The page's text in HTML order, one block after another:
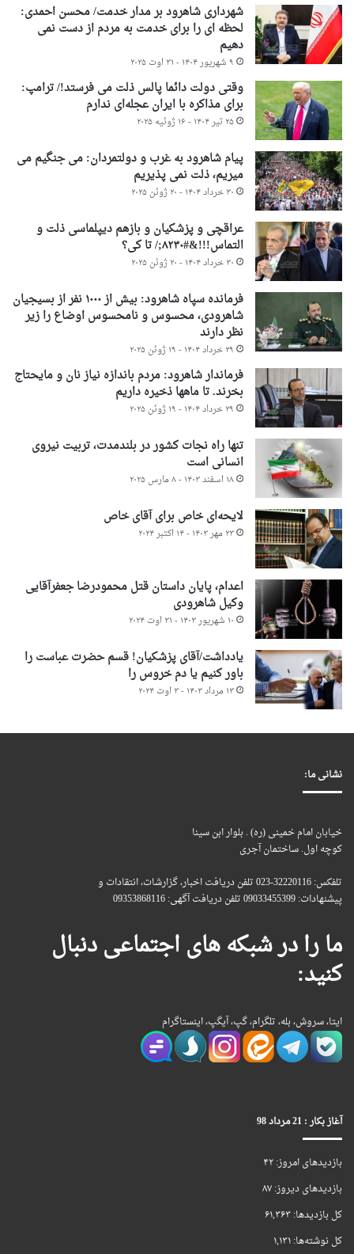
شهرداری شاهرود بر مدار خدمت/ محسن احمدی:
لحظه ای را برای خدمت به مردم از دست نمی
دهیم
۹ شهریور ۱۴۰۴ - ۳۱ اوت ۲۰۲۵
وقتی دولت دائما پالس ذلت می فرستد!/ ترامپ:
برای مذاکره با ایران عجله‌ای ندارم
۲۵ تیر ۱۴۰۴ - ۱۶ ژوئیه ۲۰۲۵
پیام شاهرود به غرب و دولتمردان: می جنگیم می
میریم، ذلت نمی پذیریم
۳۰ خرداد ۱۴۰۴ - ۲۰ ژوئن ۲۰۲۵
عراقچی و پزشکیان و بازهم دیپلماسی ذلت و
التماس!!!&#۸۲۳۰;/ تا کی؟
۳۰ خرداد ۱۴۰۴ - ۲۰ ژوئن ۲۰۲۵
فرمانده سپاه شاهرود: بیش از ۱۰۰۰ نفر از بسیجیان
شاهرودی، محسوس و نامحسوس اوضاع را زیر
نظر دارند
۲۹ خرداد ۱۴۰۴ - ۱۹ ژوئن ۲۰۲۵
فرماندار شاهرود: مردم باندازه نیاز نان و مایحتاج
بخرند. تا ماهها ذخیره داریم
۲۹ خرداد ۱۴۰۴ - ۱۹ ژوئن ۲۰۲۵
تنها راه نجات کشور در بلندمدت، تربیت نیروی
انسانی است
۱۸ اسفند ۱۴۰۳ - ۸ مارس ۲۰۲۵
لایحه‌ای خاص برای آقای خاص
۲۳ مهر ۱۴۰۳ - ۱۴ اکتبر ۲۰۲۴
اعدام، پایان داستان قتل محمودرضا جعفرآقایی
وکیل شاهرودی
۱۰ شهریور ۱۴۰۳ - ۳۱ اوت ۲۰۲۴
یادداشت/آقای پزشکیان! قسم حضرت عباست را
باور کنیم یا دم خروس را
۱۳ مرداد ۱۴۰۳ - ۳ اوت ۲۰۲۴
نشانی ما:
خیابان امام خمینی (ره) . بلوار ابن سینا
کوچه اول. ساختمان آجری
تلفکس: 32220116-023 تلفن دریافت اخبار، گزارشات، انتقادات و
پیشنهادات: 09033455399 تلفن دریافت آگهی: 09353868116
ما را در شبکه های اجتماعی دنبال
کنید:
ایتا، سروش، بله، تلگرام، گپ، آیگپ، اینستاگرام
آغاز بکار : 21 مرداد 98
بازدیدهای امروز:۴۲
بازدیدهای دیروز:۸۷
کل بازدیدها:۶۱,۳۶۳
کل نوشته‌ها:۱,۱۳۱